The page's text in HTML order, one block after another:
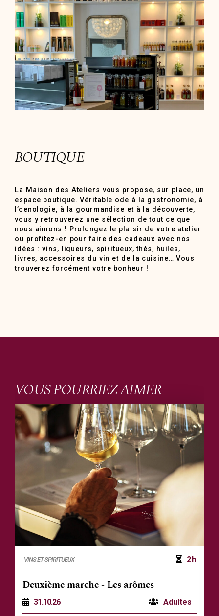
BOUTIQUE
La Maison des Ateliers vous propose, sur place, un
espace boutique. Véritable ode à la gastronomie, à
l’oenologie, à la gourmandise et à la découverte,
vous y retrouverez une sélection de tout ce que
nous aimons ! Prolongez le plaisir de votre atelier
ou profitez-en pour faire des cadeaux avec nos
idées : vins, liqueurs, spiritueux, thés, huiles,
livres, accessoires du vin et de la cuisine… Vous
trouverez forcément votre bonheur !
VOUS POURRIEZ AIMER
VINS ET SPIRITUEUX 2h
Deuxième marche - Les arômes
Adultes
31.10.26